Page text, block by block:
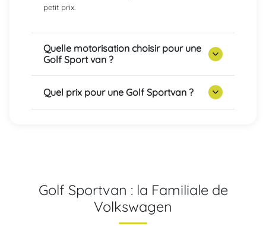
petit prix.
Quelle motorisation choisir pour une
Golf Sport van ?
Quel prix pour une Golf Sportvan ?
Golf Sportvan : la Familiale de
Volkswagen